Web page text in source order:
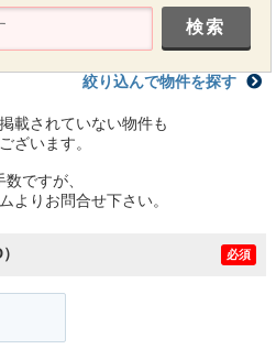
絞り込んで物件を探す
載されていない物件も
ざいます。
数ですが、
よりお問合せ下さい。
必須